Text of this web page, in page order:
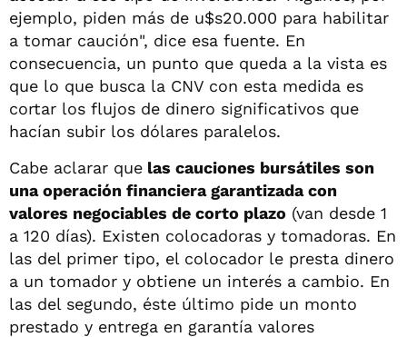
ejemplo, piden más de u$s20.000 para habilitar
a tomar caución", dice esa fuente. En
consecuencia, un punto que queda a la vista es
que lo que busca la CNV con esta medida es
cortar los flujos de dinero significativos que
hacían subir los dólares paralelos.
Cabe aclarar que las cauciones bursátiles son
una operación financiera garantizada con
valores negociables de corto plazo (van desde 1
a 120 días). Existen colocadoras y tomadoras. En
las del primer tipo, el colocador le presta dinero
a un tomador y obtiene un interés a cambio. En
las del segundo, éste último pide un monto
prestado y entrega en garantía valores